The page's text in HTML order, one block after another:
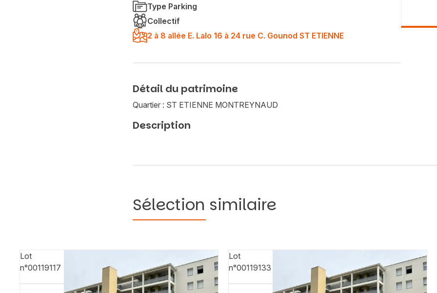
Vous recherchez&nbsp;:
Type Parking
Collectif
2 à 8 allée E. Lalo 16 à 24 rue C. Gounod ST ETIENNE
Détail du patrimoine
Quartier : ST ETIENNE MONTREYNAUD
Description
Sélection similaire
Lot
n°00119117
Lot
n°00119133